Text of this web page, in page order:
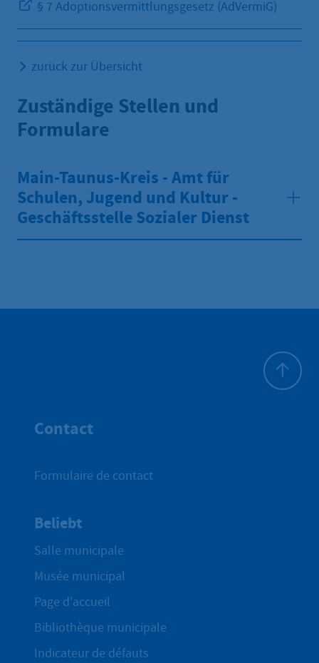
§ 7 Adoptionsvermittlungsgesetz (AdVermiG)
zurück zur Übersicht
Zuständige Stellen und
Formulare
Main-Taunus-Kreis - Amt für
Schulen, Jugend und Kultur -
Geschäftsstelle Sozialer Dienst
Contact
Formulaire de contact
Beliebt
Salle municipale
Musée municipal
Page d'accueil
Bibliothèque municipale
Indicateur de défauts